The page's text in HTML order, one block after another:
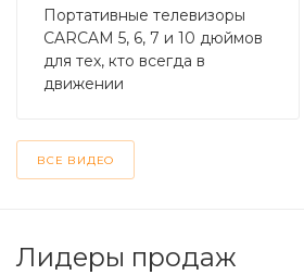
Портативные телевизоры
CARCAM 5, 6, 7 и 10 дюймов
для тех, кто всегда в
движении
ВСЕ ВИДЕО
Лидеры продаж